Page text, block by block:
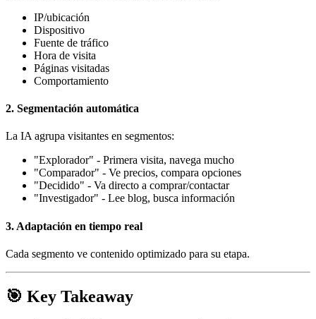
IP/ubicación
Dispositivo
Fuente de tráfico
Hora de visita
Páginas visitadas
Comportamiento
2. Segmentación automática
La IA agrupa visitantes en segmentos:
"Explorador" - Primera visita, navega mucho
"Comparador" - Ve precios, compara opciones
"Decidido" - Va directo a comprar/contactar
"Investigador" - Lee blog, busca información
3. Adaptación en tiempo real
Cada segmento ve contenido optimizado para su etapa.
🎯 Key Takeaway